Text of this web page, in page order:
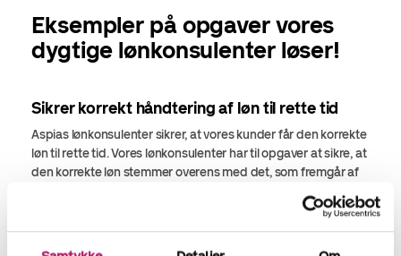
Eksempler på opgaver vores
dygtige lønkonsulenter løser!
Sikrer korrekt håndtering af løn til rette tid
Aspias lønkonsulenter sikrer, at vores kunder får den korrekte
løn til rette tid. Vores lønkonsulenter har til opgaver at sikre, at
den korrekte løn stemmer overens med det, som fremgår af